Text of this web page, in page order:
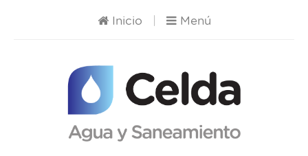
Inicio Menú